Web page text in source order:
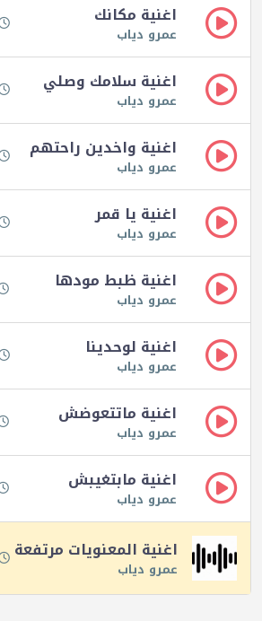
اغنية مكانك
عمرو دياب
اغنية سلامك وصلي
عمرو دياب
اغنية واخدين راحتهم
عمرو دياب
اغنية يا قمر
عمرو دياب
اغنية ظبط مودها
عمرو دياب
اغنية لوحدينا
عمرو دياب
اغنية ماتتعوضش
عمرو دياب
اغنية مابتغيبش
عمرو دياب
اغنية المعنويات مرتفعة
عمرو دياب